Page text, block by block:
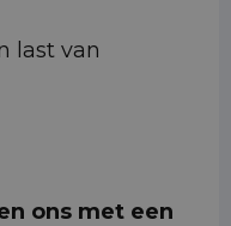
last van
ons met een